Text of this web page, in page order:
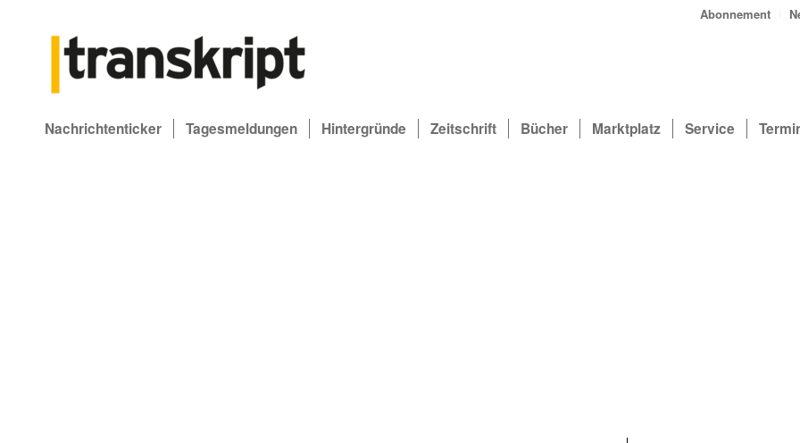
Abonnement
Nachrichtenticker Tagesmeldungen Hintergründe Zeitschrift Bücher Marktplatz Service